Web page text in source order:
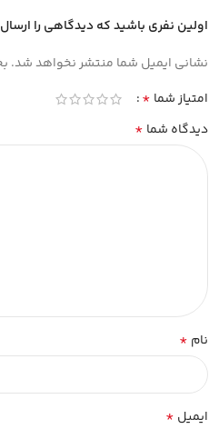
اولین نفری باشید که دیدگاهی را ارسال
نشانی ایمیل شما منتشر نخواهد شد.
امتیاز شما *
دیدگاه شما *
نام *
ایمیل *